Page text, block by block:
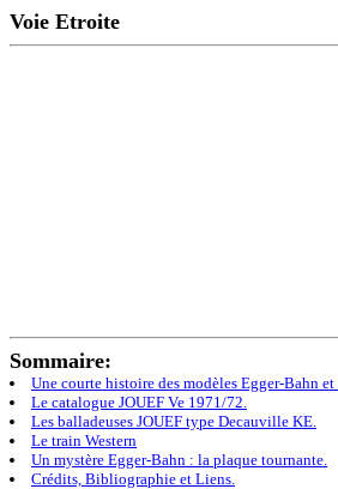
Voie Etroite
Sommaire:
Une courte histoire des modèles Egger-Bahn et
Le catalogue JOUEF Ve 1971/72.
Les balladeuses JOUEF type Decauville KE.
Le train Western
Un mystère Egger-Bahn : la plaque tournante.
Crédits, Bibliographie et Liens.